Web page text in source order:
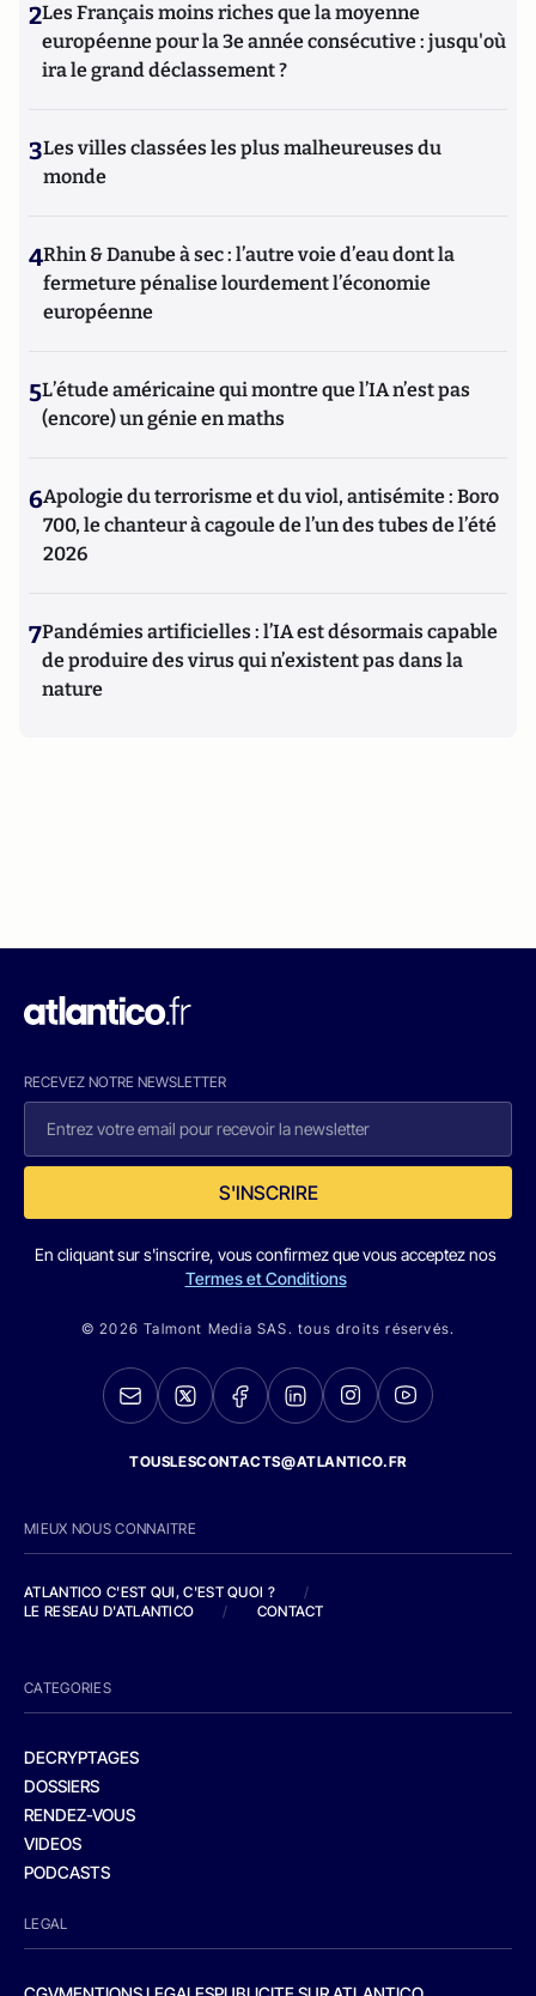
2Les Français moins riches que la moyenne
européenne pour la 3e année consécutive : jusqu'où
ira le grand déclassement ?
3Les villes classées les plus malheureuses du
monde
4Rhin & Danube à sec : l’autre voie d’eau dont la
fermeture pénalise lourdement l’économie
européenne
5L’étude américaine qui montre que l’IA n’est pas
(encore) un génie en maths
6Apologie du terrorisme et du viol, antisémite : Boro
700, le chanteur à cagoule de l’un des tubes de l’été
2026
7Pandémies artificielles : l’IA est désormais capable
de produire des virus qui n’existent pas dans la
nature
RECEVEZ NOTRE NEWSLETTER
S'INSCRIRE
En cliquant sur s'inscrire, vous confirmez que vous acceptez nos
Termes et Conditions
© 2026 Talmont Media SAS. tous droits réservés.
TOUSLESCONTACTS@ATLANTICO.FR
MIEUX NOUS CONNAITRE
ATLANTICO C'EST QUI, C'EST QUOI ?
/
LE RESEAU D'ATLANTICO
/ CONTACT
CATEGORIES
DECRYPTAGES
DOSSIERS
RENDEZ-VOUS
VIDEOS
PODCASTS
LEGAL